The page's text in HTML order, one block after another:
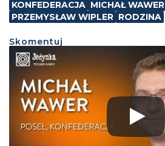
KONFEDERACJA MICHAŁ WAWER
PRZEMYSŁAW WIPLER RODZINA
Skomentuj